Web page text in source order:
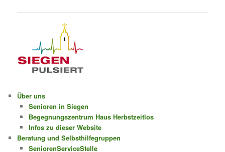
Über uns
Senioren in Siegen
Begegnungszentrum Haus Herbstzeitlos
Infos zu dieser Website
Beratung und Selbsthilfegruppen
SeniorenServiceStelle